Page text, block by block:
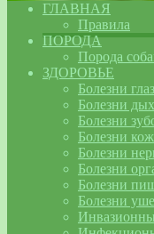
ГЛАВНАЯ
Правила
ПОРОДА
Порода
ЗДОРОВЬЕ
Болезни
Болезни
Болезни
Болезни
Болезни
Болезни
Болезни
Болезни